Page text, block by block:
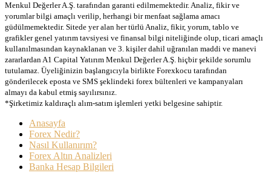
Menkul Değerler A.Ş. tarafından garanti edilmemektedir. Analiz, fikir ve
yorumlar bilgi amaçlı verilip, herhangi bir menfaat sağlama amacı
güdülmemektedir. Sitede yer alan her türlü Analiz, fikir, yorum, tablo ve
grafikler genel yatırım tavsiyesi ve finansal bilgi niteliğinde olup, ticari amaçlı
kullanılmasından kaynaklanan ve 3. kişiler dahil uğranılan maddi ve manevi
zararlardan A1 Capital Yatırım Menkul Değerler A.Ş. hiçbir şekilde sorumlu
tutulamaz. Üyeliğinizin başlangıcıyla birlikte Forexkocu tarafından
gönderilecek eposta ve SMS şeklindeki forex bültenleri ve kampanyaları
almayı da kabul etmiş sayılırsınız.
*Şirketimiz kaldıraçlı alım-satım işlemleri yetki belgesine sahiptir.
Anasayfa
Forex Nedir?
Nasıl Kullanırım?
Forex Altın Analizleri
Banka Hesap Bilgileri